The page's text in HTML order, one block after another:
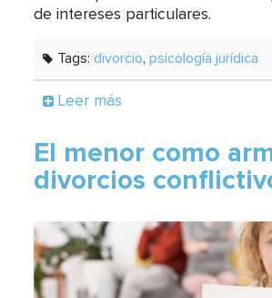
de intereses particulares.
Tags:divorcio,psicología jurídica
Leer más
El menor como
divorcios